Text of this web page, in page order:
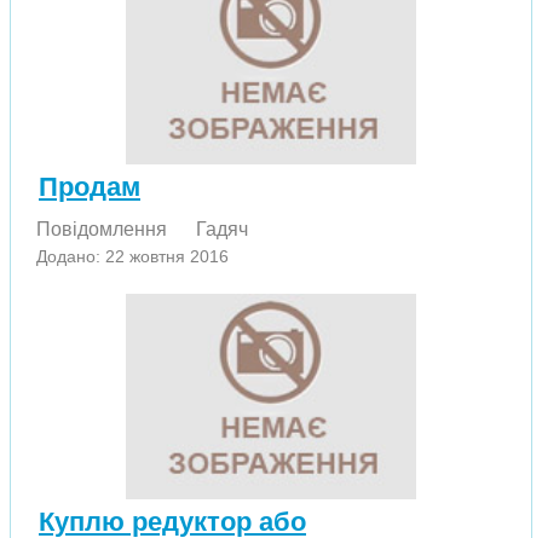
Продам
Повідомлення Гадяч
Додано: 22 жовтня 2016
Куплю редуктор або